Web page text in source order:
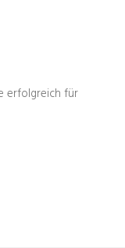
erfolgreich für